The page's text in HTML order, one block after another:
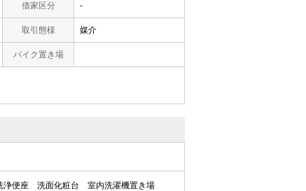
借家区分 -
取引態様 媒介
バイク置き場
浄便座 洗面化粧台 室内洗濯機置き場